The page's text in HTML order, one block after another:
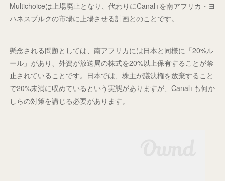
Multichoiceは上場廃止となり、代わりにCanal+を南アフリカ・ヨ
ハネスブルクの市場に上場させる計画とのことです。
懸念される問題としては、南アフリカには日本と同様に「20%ル
ール」があり、外資が放送局の株式を20%以上保有することが禁
止されていることです。日本では、株主が議決権を放棄すること
で20%未満に収めているという実態がありますが、Canal+も何か
しらの対策を講じる必要があります。